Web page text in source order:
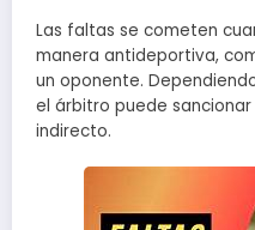
Las faltas se cometen
manera antideportiva,
un oponente.
el árbitro puede
indirecto.